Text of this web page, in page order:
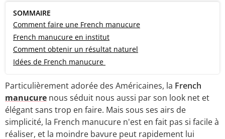
SOMMAIRE
Comment faire une French manucure
French manucure en institut
Comment obtenir un résultat naturel
Idées de French manucure
Particulièrement adorée des Américaines, la French
manucure nous séduit nous aussi par son look net et
élégant sans trop en faire. Mais sous ses airs de
simplicité, la French manucure n'est en fait pas si facile à
réaliser, et la moindre bavure peut rapidement lui